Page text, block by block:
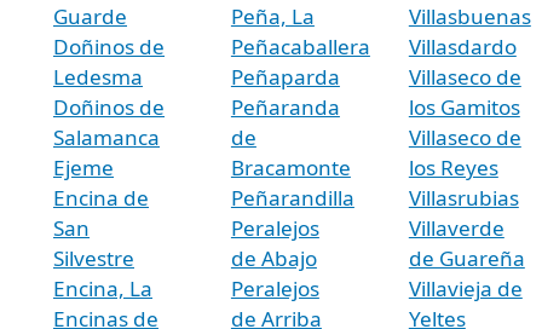
Guarde
Doñinos de
Ledesma
Doñinos de
Salamanca
Ejeme
Encina de
San
Silvestre
Encina, La
Encinas de
Peña, La
Peñacaballera
Peñaparda
Peñaranda
de
Bracamonte
Peñarandilla
Peralejos
de Abajo
Peralejos
de Arriba
Villasbuenas
Villasdardo
Villaseco de
los Gamitos
Villaseco de
los Reyes
Villasrubias
Villaverde
de Guareña
Villavieja de
Yeltes